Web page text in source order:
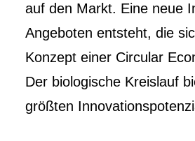
auf den Markt. Eine neue
Angeboten entsteht, die
Konzept einer Circular
Der biologische Kreislauf
größten